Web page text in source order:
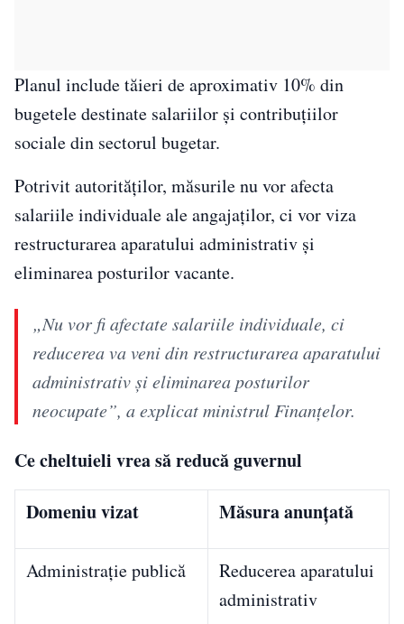
Planul include tăieri de aproximativ 10% din
bugetele destinate salariilor și contribuțiilor
sociale din sectorul bugetar.
Potrivit autorităților, măsurile nu vor afecta
salariile individuale ale angajaților, ci vor viza
restructurarea aparatului administrativ și
eliminarea posturilor vacante.
„Nu vor fi afectate salariile individuale, ci
reducerea va veni din restructurarea aparatului
administrativ și eliminarea posturilor
neocupate”, a explicat ministrul Finanțelor.
Ce cheltuieli vrea să reducă guvernul
Domeniu vizat
Măsura anunțată
Administrație publică
Reducerea aparatului
administrativ